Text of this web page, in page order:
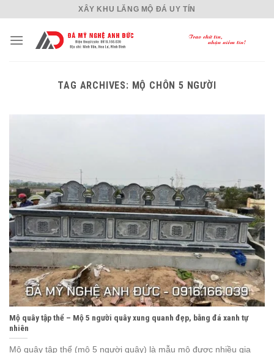
content
XÂY KHU LĂNG MỘ ĐÁ UY TÍN
TAG ARCHIVES: MỘ CHÔN 5 NGƯỜI
Mộ quây tập thể – Mộ 5 người quây xung quanh đẹp, bằng đá xanh tự
nhiên
Mộ quây tập thể (mộ 5 người quây) là mẫu mộ được nhiều gia